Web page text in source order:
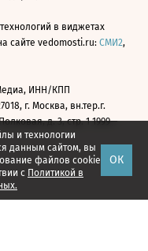
и технологии
данным сайтом, вы
файлов cookie
с Политикой в
ОК
в виджетах
сайте vedomosti.ru: СМИ2,
ИНН/КПП
г. Москва, вн.тер.г.
д. 3, стр. 1 1999—